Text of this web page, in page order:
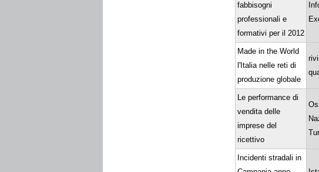
fabbisogni
professionali e
formativi per il 2012
Made in the World
l'Italia nelle reti di
produzione globale
Le performance di
vendita delle
imprese del
ricettivo
Incidenti stradali in